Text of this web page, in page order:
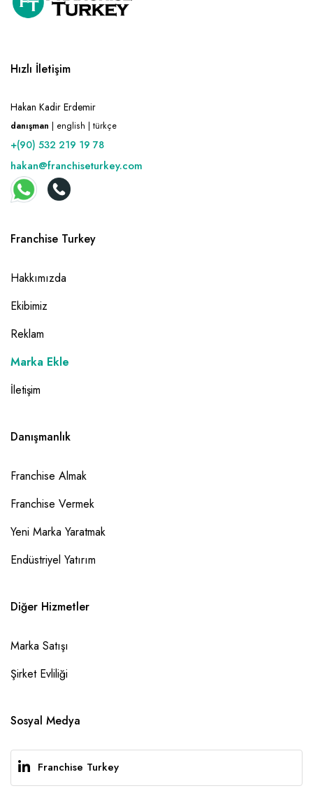
Hızlı İletişim
Hakan Kadir Erdemir
danışman | english | türkçe
+(90) 532 219 19 78
hakan@franchiseturkey.com
Franchise Turkey
Hakkımızda
Ekibimiz
Reklam
Marka Ekle
İletişim
Danışmanlık
Franchise Almak
Franchise Vermek
Yeni Marka Yaratmak
Endüstriyel Yatırım
Diğer Hizmetler
Marka Satışı
Şirket Evliliği
Sosyal Medya
Franchise Turkey